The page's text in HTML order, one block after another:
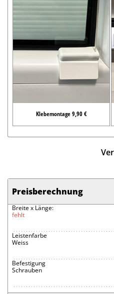
Klebemontage 9,90 €
Preisberechnung
Breite x Länge:
fehlt
Leistenfarbe
Weiss
Befestigung
Schrauben